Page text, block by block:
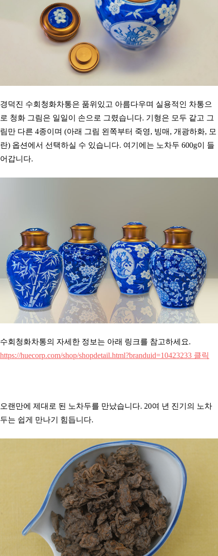
경덕진 수회청화차통은 품위있고 아름다우며 실용적인 차통으
로 청화 그림은 일일이 손으로 그렸습니다. 기형은 모두 같고 그
림만 다른 4종이며 (아래 그림 왼쪽부터 죽영, 빙매, 개광하화, 모
란) 옵션에서 선택하실 수 있습니다. 여기에는 노차두 600g이 들
어갑니다.
수회청화차통의 자세한 정보는 아래 링크를 참고하세요.
https://huecorp.com/shop/shopdetail.html?branduid=10423233 클릭
오랜만에 제대로 된 노차두를 만났습니다. 20여 년 진기의 노차
두는 쉽게 만나기 힘듭니다.